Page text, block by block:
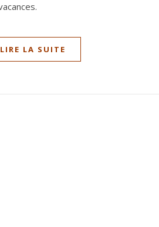
LIRE LA SUITE